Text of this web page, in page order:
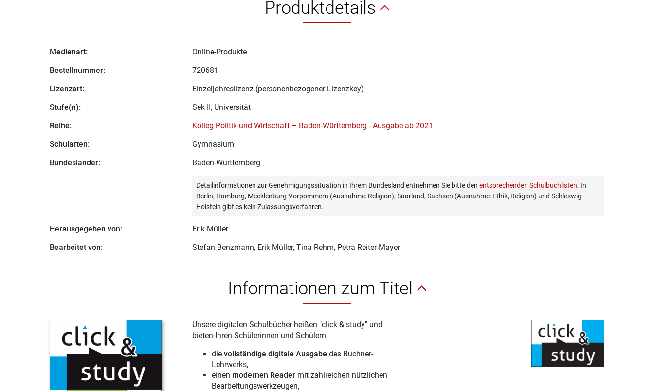
Produktdetails
Medienart:
Online-Produkte
Bestellnummer:
720681
Lizenzart:
Einzeljahreslizenz (personenbezogener Lizenzkey)
Stufe(n):
Sek II, Universität
Reihe:
Kolleg Politik und Wirtschaft – Baden-Württemberg - Ausgabe ab 2021
Schularten:
Gymnasium
Bundesländer:
Baden-Württemberg
Detailinformationen zur Genehmigungssituation in Ihrem Bundesland entnehmen Sie bitte den entsprechenden Schulbuchlisten. In
Berlin, Hamburg, Mecklenburg-Vorpommern (Ausnahme: Religion), Saarland, Sachsen (Ausnahme: Ethik, Religion) und Schleswig-
Holstein gibt es kein Zulassungsverfahren.
Herausgegeben von:
Erik Müller
Bearbeitet von:
Stefan Benzmann, Erik Müller, Tina Rehm, Petra Reiter-Mayer
Informationen zum Titel
Unsere digitalen Schulbücher heißen "click & study" und
bieten Ihren Schülerinnen und Schülern:
die vollständige digitale Ausgabe des Buchner-
Lehrwerks,
einen modernen Readermit zahlreichen nützlichen
Bearbeitungswerkzeugen,